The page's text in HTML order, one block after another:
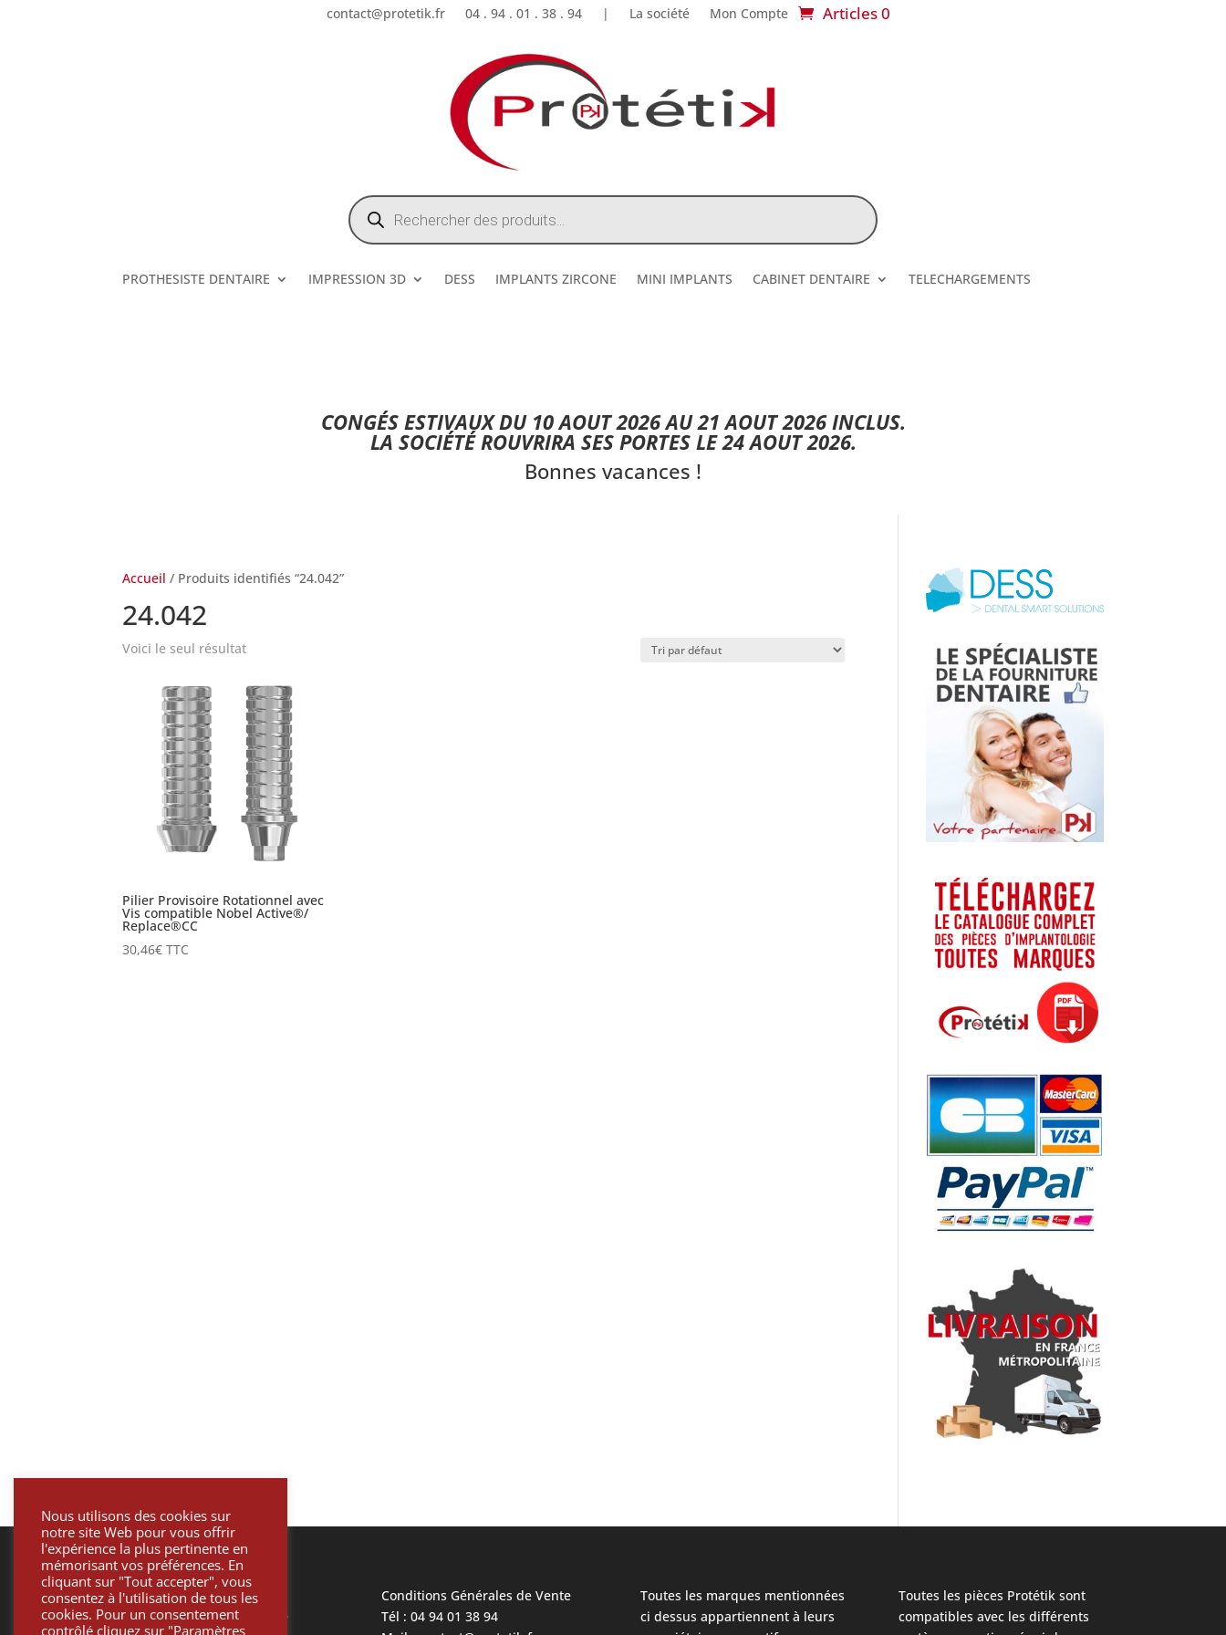
contact@protetik.fr 04 . 94 . 01 . 38 . 94 | La société Mon Compte Articles 0
Recherche
de
produits
PROTHESISTE DENTAIRE IMPRESSION 3D DESS IMPLANTS ZIRCONE MINI IMPLANTS CABINET DENTAIRE TELECHARGEMENTS
CONGÉS ESTIVAUX DU 10 AOUT 2026 AU 21 AOUT 2026 INCLUS.
LA SOCIÉTÉ ROUVRIRA SES PORTES LE 24 AOUT 2026.
Bonnes vacances !
Accueil / Produits identifiés “24.042”
24.042
Voici le seul résultat
Pilier Provisoire Rotationnel avec
Vis compatible Nobel Active®/
Replace®CC
30,46€ TTC
Mentions légales
Politique de confidentialité
Conditions Générales de Vente
Tél : 04 94 01 38 94
Toutes les marques mentionnées
ci dessus appartiennent à leurs
Toutes les pièces Protétik sont
compatibles avec les différents
Nous utilisons des cookies sur
notre site Web pour vous offrir
l'expérience la plus pertinente en
mémorisant vos préférences. En
cliquant sur "Tout accepter", vous
consentez à l'utilisation de tous les
cookies. Pour un consentement
contrôlé cliquez sur "Paramètres